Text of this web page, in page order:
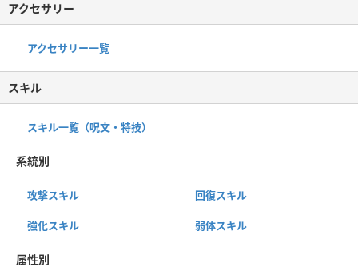
アクセサリー
アクセサリー一覧
スキル
スキル一覧（呪文・特技）
系統別
攻撃スキル 回復スキル
強化スキル 弱体スキル
属性別